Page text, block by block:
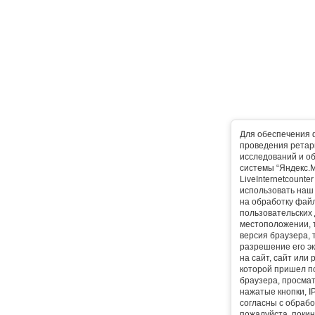
Для обеспечения
проведения
исследований и
системы
использовать
на обработку
местоположении,
версия браузера,
разрешение его
на сайт, сайт или
которой пришел
браузера,
нажатые кнопки,
согласны с